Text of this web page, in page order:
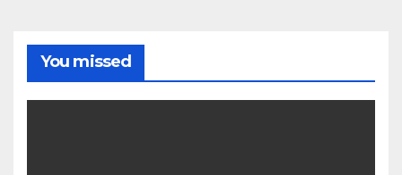
You missed